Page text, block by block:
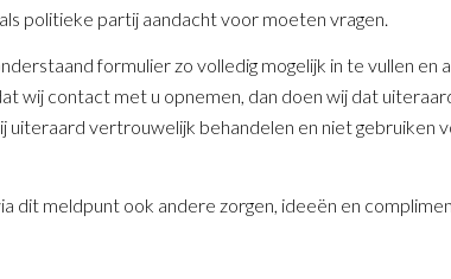
politieke partij aandacht voor moeten vragen.
formulier zo volledig mogelijk in te vullen en
wij contact met u opnemen, dan doen wij dat
uiteraard vertrouwelijk behandelen en niet gebruiken
dit meldpunt ook andere zorgen, ideeën en